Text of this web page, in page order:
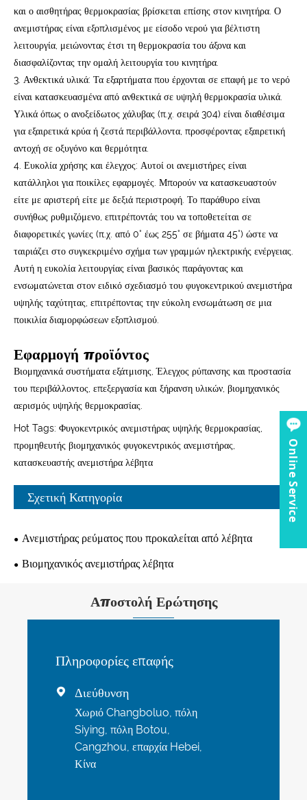
και ο αισθητήρας θερμοκρασίας βρίσκεται επίσης στον κινητήρα. Ο
ανεμιστήρας είναι εξοπλισμένος με είσοδο νερού για βέλτιστη
λειτουργία, μειώνοντας έτσι τη θερμοκρασία του άξονα και
διασφαλίζοντας την ομαλή λειτουργία του κινητήρα.
3. Ανθεκτικά υλικά: Τα εξαρτήματα που έρχονται σε επαφή με το νερό
είναι κατασκευασμένα από ανθεκτικά σε υψηλή θερμοκρασία υλικά.
Υλικά όπως ο ανοξείδωτος χάλυβας (π.χ. σειρά 304) είναι διαθέσιμα
για εξαιρετικά κρύα ή ζεστά περιβάλλοντα, προσφέροντας εξαιρετική
αντοχή σε οξυγόνο και θερμότητα.
4. Ευκολία χρήσης και έλεγχος: Αυτοί οι ανεμιστήρες είναι
κατάλληλοι για ποικίλες εφαρμογές. Μπορούν να κατασκευαστούν
είτε με αριστερή είτε με δεξιά περιστροφή. Το παράθυρο είναι
συνήθως ρυθμιζόμενο, επιτρέποντάς του να τοποθετείται σε
διαφορετικές γωνίες (π.χ. από 0° έως 255° σε βήματα 45°) ώστε να
ταιριάζει στο συγκεκριμένο σχήμα των γραμμών ηλεκτρικής ενέργειας.
Αυτή η ευκολία λειτουργίας είναι βασικός παράγοντας και
ενσωματώνεται στον ειδικό σχεδιασμό του φυγοκεντρικού ανεμιστήρα
υψηλής ταχύτητας, επιτρέποντας την εύκολη ενσωμάτωση σε μια
ποικιλία διαμορφώσεων εξοπλισμού.
Εφαρμογή προϊόντος
Βιομηχανικά συστήματα εξάτμισης, Έλεγχος ρύπανσης και προστασία
του περιβάλλοντος, επεξεργασία και ξήρανση υλικών, βιομηχανικός
αερισμός υψηλής θερμοκρασίας.
Hot Tags: Φυγοκεντρικός ανεμιστήρας υψηλής θερμοκρασίας,
προμηθευτής βιομηχανικός φυγοκεντρικός ανεμιστήρας,
κατασκευαστής ανεμιστήρα λέβητα
Σχετική Κατηγορία
Ανεμιστήρας ρεύματος που προκαλείται από λέβητα
Βιομηχανικός ανεμιστήρας λέβητα
Αποστολή Ερώτησης
Πληροφορίες επαφής
 Διεύθυνση
Χωριό Changboluo, πόλη
Siying, πόλη Botou,
Cangzhou, επαρχία Hebei,
Κίνα
Online Service